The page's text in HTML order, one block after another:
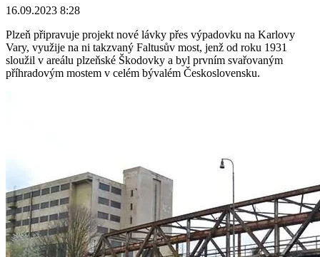
16.09.2023 8:28
Plzeň připravuje projekt nové lávky přes výpadovku na Karlovy
Vary, využije na ni takzvaný Faltusův most, jenž od roku 1931
sloužil v areálu plzeňské Škodovky a byl prvním svařovaným
příhradovým mostem v celém bývalém Československu.